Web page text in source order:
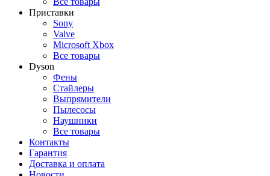
Приставки
Sony
Valve
Microsoft Xbox
Все товары
Dyson
Фены
Стайлеры
Выпрямители
Пылесосы
Наушники
Все товары
Контакты
Гарантия
Доставка и оплата